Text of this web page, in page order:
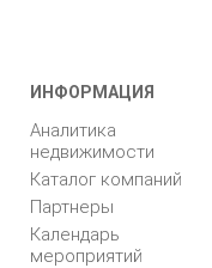
ИНФОРМАЦИЯ
Аналитика
недвижимости
Каталог компаний
Партнеры
Календарь
мероприятий